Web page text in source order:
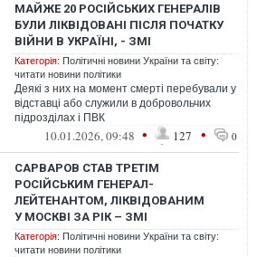
МАЙЖЕ 20 РОСІЙСЬКИХ ГЕНЕРАЛІВ
БУЛИ ЛІКВІДОВАНІ ПІСЛЯ ПОЧАТКУ
ВІЙНИ В УКРАЇНІ, - ЗМІ
Категорія: Політичні новини України та світу:
читати новини політики
Деякі з них на момент смерті перебували у
відставці або служили в добровольчих
підрозділах і ПВК
10.01.2026, 09:48 • 127 • 0
САРВАРОВ СТАВ ТРЕТІМ
РОСІЙСЬКИМ ГЕНЕРАЛ-
ЛЕЙТЕНАНТОМ, ЛІКВІДОВАНИМ
У МОСКВІ ЗА РІК – ЗМІ
Категорія: Політичні новини України та світу:
читати новини політики